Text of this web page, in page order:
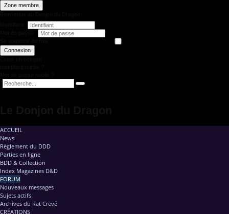
Zone membre
Connexion
ACCUEIL
News
Règlement du DDD
Parties en ligne
BDD & Collection
Index Magazines D&D
FORUM
Nouveaux messages
Sujets actifs
Archives du Rat Crevé
CRÉATIONS